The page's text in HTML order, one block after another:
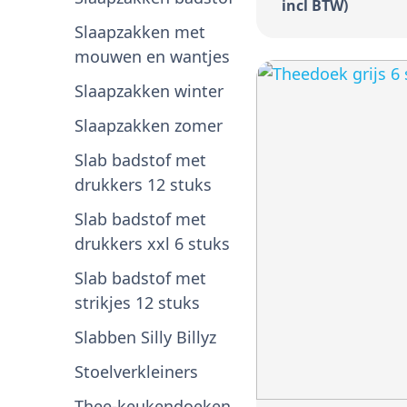
Slaapzakken met
mouwen en wantjes
Slaapzakken winter
Slaapzakken zomer
Slab badstof met
drukkers 12 stuks
Slab badstof met
drukkers xxl 6 stuks
Slab badstof met
strikjes 12 stuks
Slabben Silly Billyz
Stoelverkleiners
incl BTW)